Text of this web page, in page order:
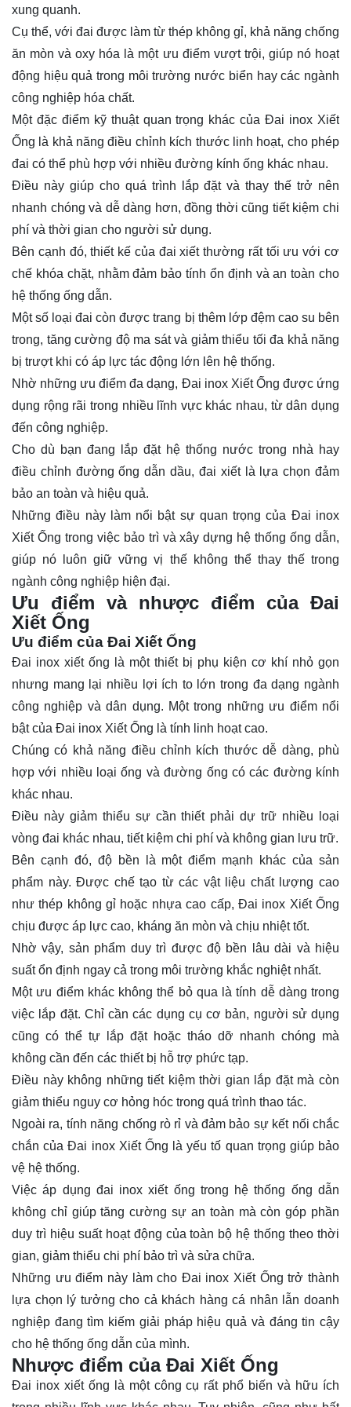
xung quanh.
Cụ thể, với đai được làm từ thép không gỉ, khả năng chống
ăn mòn và oxy hóa là một ưu điểm vượt trội, giúp nó hoạt
động hiệu quả trong môi trường nước biển hay các ngành
công nghiệp hóa chất.
Một đặc điểm kỹ thuật quan trọng khác của Đai inox Xiết
Ống là khả năng điều chỉnh kích thước linh hoạt, cho phép
đai có thể phù hợp với nhiều đường kính ống khác nhau.
Điều này giúp cho quá trình lắp đặt và thay thế trở nên
nhanh chóng và dễ dàng hơn, đồng thời cũng tiết kiệm chi
phí và thời gian cho người sử dụng.
Bên cạnh đó, thiết kế của đai xiết thường rất tối ưu với cơ
chế khóa chặt, nhằm đảm bảo tính ổn định và an toàn cho
hệ thống ống dẫn.
Một số loại đai còn được trang bị thêm lớp đệm cao su bên
trong, tăng cường độ ma sát và giảm thiểu tối đa khả năng
bị trượt khi có áp lực tác động lớn lên hệ thống.
Nhờ những ưu điểm đa dạng, Đai inox Xiết Ống được ứng
dụng rộng rãi trong nhiều lĩnh vực khác nhau, từ dân dụng
đến công nghiệp.
Cho dù bạn đang lắp đặt hệ thống nước trong nhà hay
điều chỉnh đường ống dẫn dầu, đai xiết là lựa chọn đảm
bảo an toàn và hiệu quả.
Những điều này làm nổi bật sự quan trọng của Đai inox
Xiết Ống trong việc bảo trì và xây dựng hệ thống ống dẫn,
giúp nó luôn giữ vững vị thế không thể thay thế trong
ngành công nghiệp hiện đại.
Ưu điểm và nhược điểm của Đai
Xiết Ống
Ưu điểm của Đai Xiết Ống
Đai inox xiết ống là một thiết bị phụ kiện cơ khí nhỏ gọn
nhưng mang lại nhiều lợi ích to lớn trong đa dạng ngành
công nghiệp và dân dụng. Một trong những ưu điểm nổi
bật của Đai inox Xiết Ống là tính linh hoạt cao.
Chúng có khả năng điều chỉnh kích thước dễ dàng, phù
hợp với nhiều loại ống và đường ống có các đường kính
khác nhau.
Điều này giảm thiểu sự cần thiết phải dự trữ nhiều loại
vòng đai khác nhau, tiết kiệm chi phí và không gian lưu trữ.
Bên cạnh đó, độ bền là một điểm mạnh khác của sản
phẩm này. Được chế tạo từ các vật liệu chất lượng cao
như thép không gỉ hoặc nhựa cao cấp, Đai inox Xiết Ống
chịu được áp lực cao, kháng ăn mòn và chịu nhiệt tốt.
Nhờ vậy, sản phẩm duy trì được độ bền lâu dài và hiệu
suất ổn định ngay cả trong môi trường khắc nghiệt nhất.
Một ưu điểm khác không thể bỏ qua là tính dễ dàng trong
việc lắp đặt. Chỉ cần các dụng cụ cơ bản, người sử dụng
cũng có thể tự lắp đặt hoặc tháo dỡ nhanh chóng mà
không cần đến các thiết bị hỗ trợ phức tạp.
Điều này không những tiết kiệm thời gian lắp đặt mà còn
giảm thiểu nguy cơ hỏng hóc trong quá trình thao tác.
Ngoài ra, tính năng chống rò rỉ và đảm bảo sự kết nối chắc
chắn của Đai inox Xiết Ống là yếu tố quan trọng giúp bảo
vệ hệ thống.
Việc áp dụng đai inox xiết ống trong hệ thống ống dẫn
không chỉ giúp tăng cường sự an toàn mà còn góp phần
duy trì hiệu suất hoạt động của toàn bộ hệ thống theo thời
gian, giảm thiểu chi phí bảo trì và sửa chữa.
Những ưu điểm này làm cho Đai inox Xiết Ống trở thành
lựa chọn lý tưởng cho cả khách hàng cá nhân lẫn doanh
nghiệp đang tìm kiếm giải pháp hiệu quả và đáng tin cậy
cho hệ thống ống dẫn của mình.
Nhược điểm của Đai Xiết Ống
Đai inox xiết ống là một công cụ rất phổ biến và hữu ích